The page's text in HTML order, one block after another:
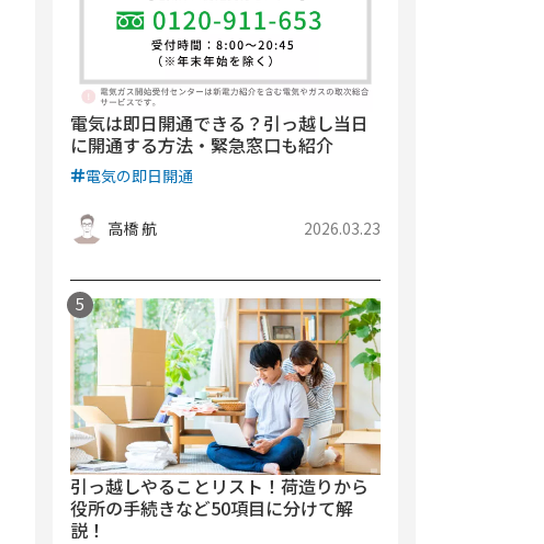
電気は即日開通できる？引っ越し当日
に開通する方法・緊急窓口も紹介
電気の即日開通
高橋 航 2026.03.23
引っ越しやることリスト！荷造りから
役所の手続きなど50項目に分けて解
説！